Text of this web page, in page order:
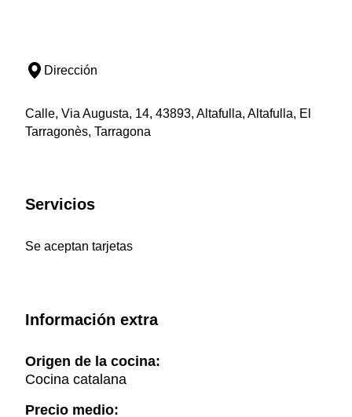
Dirección
Calle, Via Augusta, 14, 43893, Altafulla, Altafulla, El
Tarragonès, Tarragona
Servicios
Se aceptan tarjetas
Información extra
Origen de la cocina:
Cocina catalana
Precio medio: